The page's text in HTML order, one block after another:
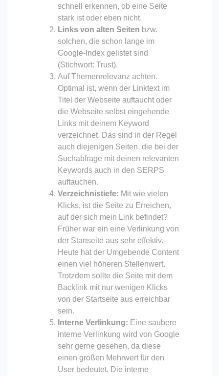
schnell erkennen, ob eine Seite
stark ist oder eben nicht.
Links von alten Seiten bzw.
solchen, die schon lange im
Google-Index gelistet sind
(Stichwort: Trust).
Auf Themenrelevanz achten.
Optimal ist, wenn der Linktext im
Titel der Webseite auftaucht oder
die Webseite selbst eingehende
Links mit deinem Keyword
verzeichnet. Das sind in der Regel
auch diejenigen Seiten, die bei der
Suchabfrage mit deinen relevanten
Keywords auch in den SERPS
auftauchen.
Verzeichnistiefe: Mit wie vielen
Klicks, ist die Seite zu Erreichen,
auf der sich mein Link befindet?
Früher war ein eine Verlinkung von
der Startseite aus sehr effektiv.
Heute hat der Umgebende Content
einen viel höheren Stellenwert.
Trotzdem sollte die Seite mit dem
Backlink mit nur wenigen Klicks
von der Startseite aus erreichbar
sein.
Interne Verlinkung: Eine saubere
interne Verlinkung wird von Google
sehr gerne gesehen, da diese
einen großen Mehrwert für den
User bedeutet. Die interne